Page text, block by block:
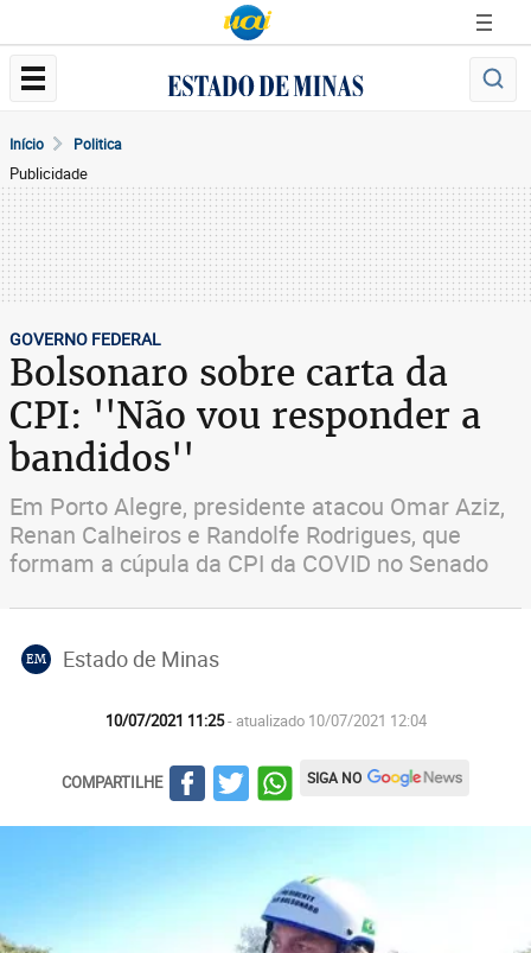
Início Politica
Publicidade
GOVERNO FEDERAL
Bolsonaro sobre carta da
CPI: ''Não vou responder a
bandidos''
Em Porto Alegre, presidente atacou Omar Aziz,
Renan Calheiros e Randolfe Rodrigues, que
formam a cúpula da CPI da COVID no Senado
EM Estado de Minas
10/07/2021 11:25- atualizado 10/07/2021 12:04
COMPARTILHE SIGA NO